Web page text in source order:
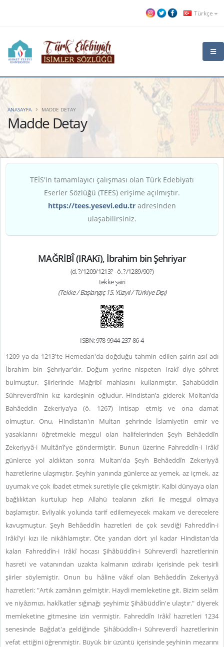
Türkçe
Madde Detay
ANASAYFA MADDE DETAY
TEİS'in tamamlayıcı çalışması olan Türk Edebiyatı
Eserler Sözlüğü (TEES) erişime açılmıştır.
https://tees.yesevi.edu.tr adresinden
ulaşabilirsiniz.
MAĞRİBÎ (IRAKî), İbrahim bin Şehriyar
(d. ?/1209/1213? - ö. ?/1289/90?)
tekke şairi
(Tekke / Başlangıç-15. Yüzyıl / Türkiye Dışı)
ISBN: 978-9944-237-86-4
1209 ya da 1213'te Hemedan'da doğduğu tahmin edilen şairin asıl adı
İbrahim bin Şehriyar'dır. Doğum yerine nispeten Irakî diye şöhret
bulmuştur. Şiirlerinde Mağribî mahlasını kullanmıştır. Şahabüddin
Sühreverdî’nin kız kardeşinin oğludur. Hindistan’a giderek Moltan’da
Bahâeddin Zekeriya’ya (ö. 1267) intisap etmiş ve ona damat
olmuştur. Onu, Hindistan'ın Multan şehrinde İslamiyetin emir ve
yasaklarını öğretmekle meşgul olan halifelerinden Şeyh Behâeddîn
Zekeriyyâ-i Multânî'ye göndermiştir. Bunun üzerine Fahreddîn-i Irâkî
günlerce yol aldıktan sonra Multan'da Şeyh Behâeddîn Zekeriyyâ
hazretlerine ulaşmıştır. Şeyhin yanında günlerce az yemek, az içmek, az
uyumak ve çok ibadet etmek suretiyle çile çekmiştir. Kalbi dünyaya olan
bağlılıktan kurtulup hep Allahü tealanın zikri ile meşgul olmaya
başlamıştır. Evliyalık yolunda tarif edilemeyecek makam ve derecelere
kavuşmuştur. Şeyh Behâeddîn hazretleri de çok sevdiği Fahreddîn-i
Irâkî'yi kızı ile nikâhlamıştır. Öte yandan dört yıl kadar Hindistan'da
kalan Fahreddîn-i Irâkî hocası Şihâbüddîn-i Sühreverdî hazretlerinin
hasreti ve vatanından uzakta kalmanın ızdırabı içerisinde pek tesirli
şiirler söylemiştir. Onun bu hâline vâkıf olan Behâeddîn Zekeriyyâ
hazretleri: "Artık zamânın gelmiştir. Haydi memleketine git. Bizim selâm
ve niyâzımızı, hakîkatler sığınağı şeyhimiz Şihâbüddîn'e ulaştır." diyerek
memleketine gitmesine izin vermiştir. Fahreddîn Irâkî hazretleri 1234
senesinde Bağdat'a geldiğinde Şihâbüddîn-i Sühreverdî hazretlerinin
vefat ettiğini öğrenmiştir. Büyük bir üzüntü içerisinde şeyhinin mezarını